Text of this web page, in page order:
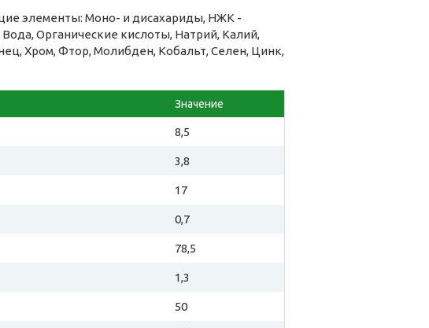
элементы: Моно- и дисахариды, НЖК -
Органические кислоты, Натрий, Калий,
Хром, Фтор, Молибден, Кобальт, Селен, Цинк,
Значение
8,5
3,8
17
0,7
78,5
1,3
50